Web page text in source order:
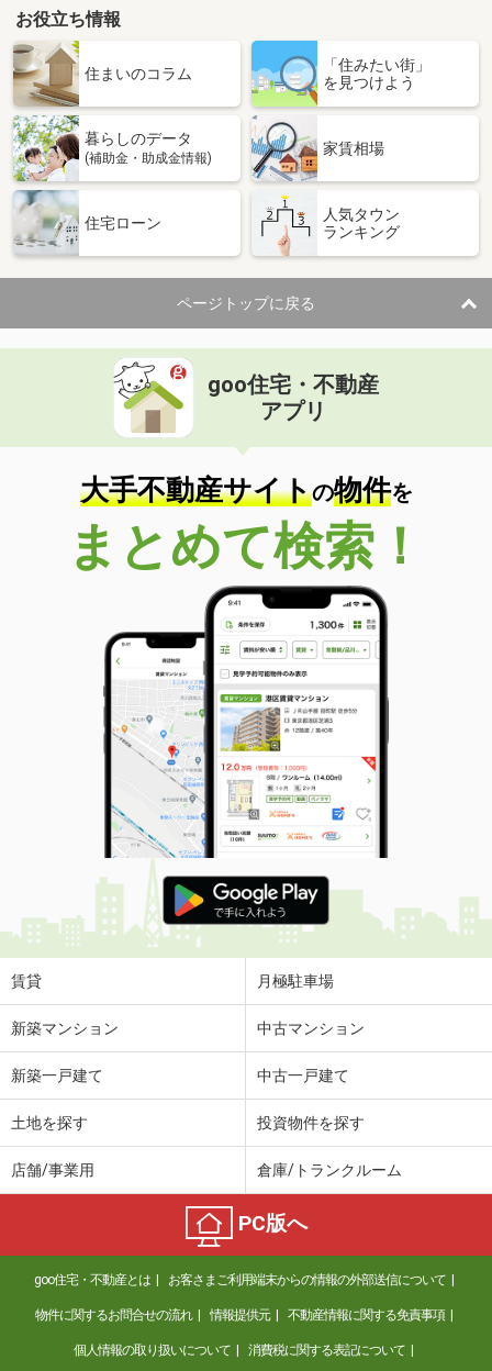
お役立ち情報
住まいのコラム
「住みたい街」
を見つけよう
暮らしのデータ
(補助金・助成金情報)
家賃相場
住宅ローン
人気タウン
ランキング
ページトップに戻る
goo住宅・不動産
アプリ
大手不動産サイトの物件を
まとめて検索！
賃貸 月極駐車場
新築マンション 中古マンション
新築一戸建て 中古一戸建て
土地を探す 投資物件を探す
店舗/事業用 倉庫/トランクルーム
PC版へ
goo住宅・不動産とは お客さまご利用端末からの情報の外部送信について
物件に関するお問合せの流れ 情報提供元 不動産情報に関する免責事項
個人情報の取り扱いについて 消費税に関する表記について